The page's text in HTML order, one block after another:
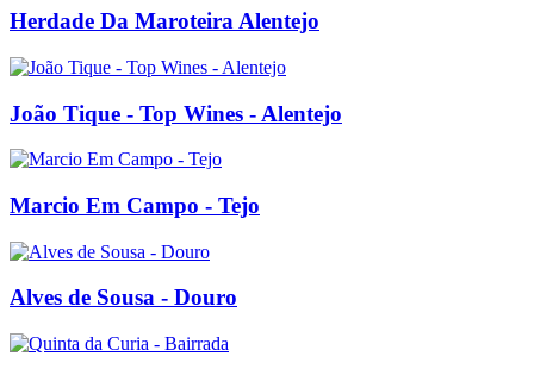
Herdade Da Maroteira Alentejo
João Tique - Top Wines - Alentejo
Marcio Em Campo - Tejo
Alves de Sousa - Douro